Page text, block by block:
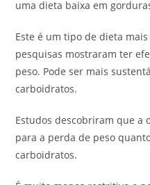
uma dieta baixa em
Este é um tipo de dieta
pesquisas mostraram ter
peso. Pode ser mais
carboidratos.
Estudos descobriram que a
para a perda de peso
carboidratos.